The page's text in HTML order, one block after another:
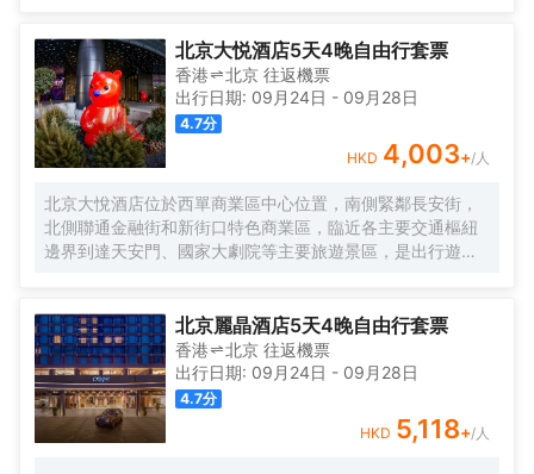
北京大悦酒店5天4晚自由行套票
香港 北京 往返機票
出行日期: 09月24日 - 09月28日
4.7分
HKD 4,003+/人
北京大悅酒店位於西單商業區中心位置，南側緊鄰長安街，
北側聯通金融街和新街口特色商業區，臨近各主要交通樞紐
邊界到達天安門、國家大劇院等主要旅遊景區，是出行遊玩
酒店在中糧品牌家族的盛譽之下孕育而出，與西單大悅城同
屬一個城市綜合體，周邊生活配套齊全，吃喝玩購一站式解
決，出行快捷方便，酒店內免費高速網絡全覆蓋，入住大悅
酒店可盡情暢享歡樂時光！
Le Joy大悅酒店擁有三百餘間唯美客房，清新脫俗，簡單大
氣的裝修風格，讓客人在商旅之餘，享受溫馨舒適的居住環
北京麗晶酒店5天4晚自由行套票
香港 北京 往返機票
出行日期: 09月24日 - 09月28日
4.7分
HKD 5,118+/人